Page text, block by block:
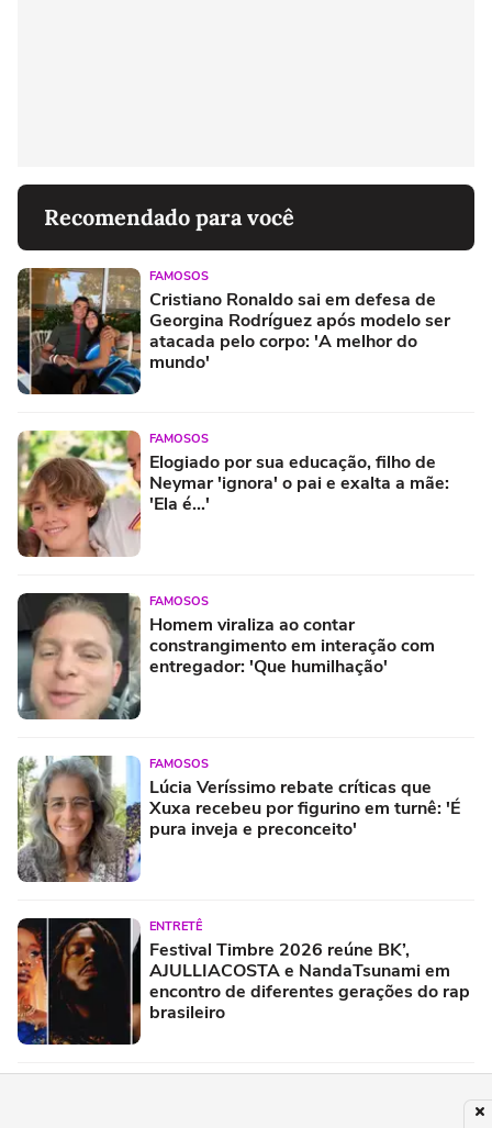
Recomendado para você
FAMOSOS
Cristiano Ronaldo sai em defesa de
Georgina Rodríguez após modelo ser
atacada pelo corpo: 'A melhor do
mundo'
FAMOSOS
Elogiado por sua educação, filho de
Neymar 'ignora' o pai e exalta a mãe:
'Ela é...'
FAMOSOS
Homem viraliza ao contar
constrangimento em interação com
entregador: 'Que humilhação'
FAMOSOS
Lúcia Veríssimo rebate críticas que
Xuxa recebeu por figurino em turnê: 'É
pura inveja e preconceito'
ENTRETÊ
Festival Timbre 2026 reúne BK’,
AJULLIACOSTA e NandaTsunami em
encontro de diferentes gerações do rap
brasileiro